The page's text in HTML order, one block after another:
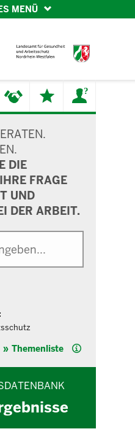
MENÜ
DIE
FRAGE
UND
DER ARBEIT.
Themenliste Hilfe